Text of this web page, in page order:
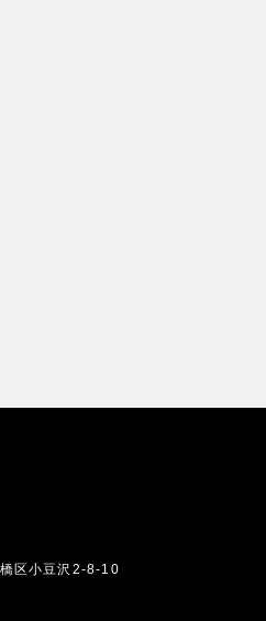
橋区小豆沢2-8-10